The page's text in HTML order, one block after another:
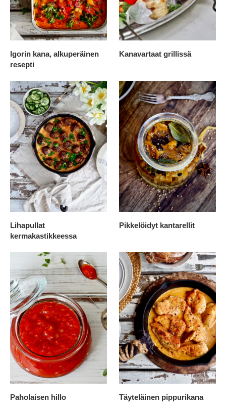
Igorin kana, alkuperäinen
resepti
Kanavartaat grillissä
Lihapullat
kermakastikkeessa
Pikkelöidyt kantarellit
Paholaisen hillo Täyteläinen pippurikana